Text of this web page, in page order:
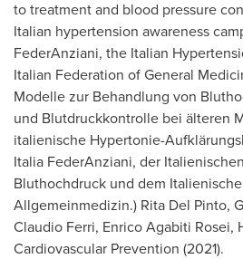
to treatment and blood pressure
Italian hypertension awareness
FederAnziani, the Italian
Italian Federation of General
Modelle zur Behandlung von
und Blutdruckkontrolle bei älteren
italienische Hypertonie-
Italia FederAnziani, der
Bluthochdruck und dem
Allgemeinmedizin.) Rita Del Pinto,
Claudio Ferri, Enrico Agabiti Rosei,
Cardiovascular Prevention (2021).